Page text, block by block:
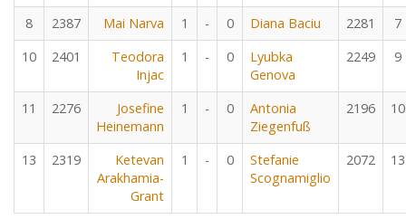
8 2387 Mai Narva 1 - 0 Diana Baciu 2281
7
10
2401
Teodora
Injac
1 - 0
Lyubka
Genova
2249 9
11 2276
Josefine
Heinemann
1 - 0
Antonia
Ziegenfuß
2196 10
13 2319
Ketevan
Arakhamia-
Grant
1 - 0
Stefanie
Scognamiglio
2072 13